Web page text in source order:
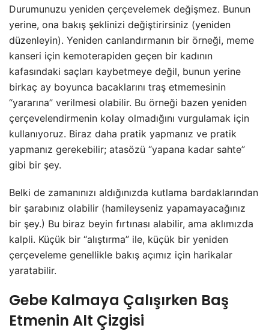
Durumunuzu yeniden çerçevelemek değişmez. Bunun
yerine, ona bakış şeklinizi değiştirirsiniz (yeniden
düzenleyin). Yeniden canlandırmanın bir örneği, meme
kanseri için kemoterapiden geçen bir kadının
kafasındaki saçları kaybetmeye değil, bunun yerine
birkaç ay boyunca bacaklarını traş etmemesinin
“yararına” verilmesi olabilir. Bu örneği bazen yeniden
çerçevelendirmenin kolay olmadığını vurgulamak için
kullanıyoruz. Biraz daha pratik yapmanız ve pratik
yapmanız gerekebilir; atasözü “yapana kadar sahte”
gibi bir şey.
Belki de zamanınızı aldığınızda kutlama bardaklarından
bir şarabınız olabilir (hamileyseniz yapamayacağınız
bir şey.) Bu biraz beyin fırtınası alabilir, ama aklımızda
kalpli. Küçük bir “alıştırma” ile, küçük bir yeniden
çerçeveleme genellikle bakış açımız için harikalar
yaratabilir.
Gebe Kalmaya Çalışırken Baş
Etmenin Alt Çizgisi